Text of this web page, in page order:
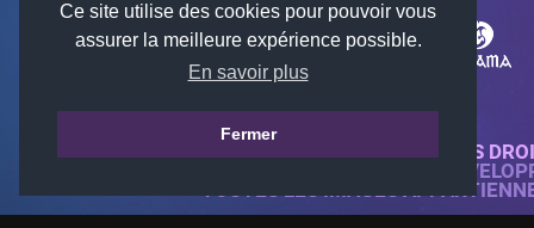
Ce site utilise des cookies pour pouvoir vous
assurer la meilleure expérience possible.
En savoir plus
Fermer
© 2018-2026 KTARENA. TOUS
SITE WEB ENTIÈREMENT
TOUTES LES IMAGES